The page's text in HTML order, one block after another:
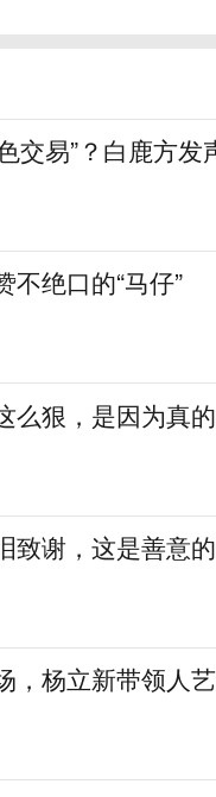
交易”？白鹿方发
不绝口的“马仔”
么狠，是因为真
致谢，这是善意
，杨立新带领人